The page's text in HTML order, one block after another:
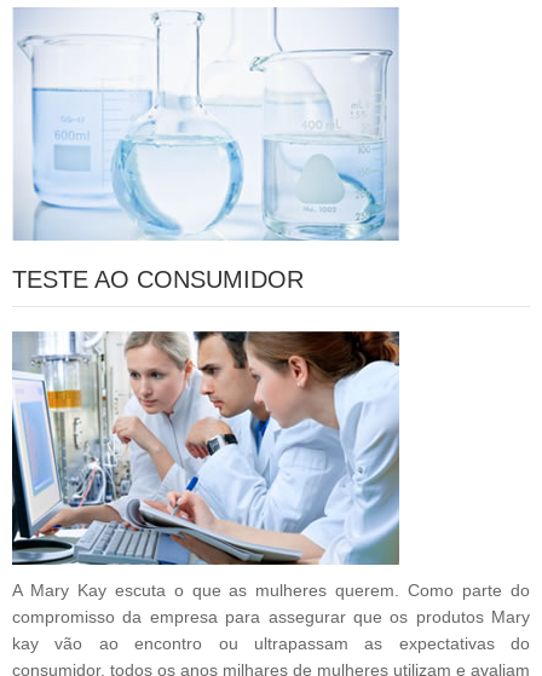
TESTE AO CONSUMIDOR
A Mary Kay escuta o que as mulheres querem. Como parte do
compromisso da empresa para assegurar que os produtos Mary
kay vão ao encontro ou ultrapassam as expectativas do
consumidor, todos os anos milhares de mulheres utilizam e avaliam